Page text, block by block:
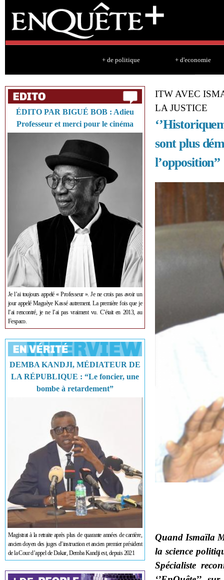
+ de politique + d'economie
ÉDITO PAR BIGUÉ BOB : Adieu
Professeur et merci pour le cinéma
Je l’ai toujours appelé « Professeur ». Je ne crois pas avoir un
jour appelé Maguèye Kassé autrement. La première fois que je
l’ai rencontré, je ne l’ai pas vraiment vu. C’était en 2013, au
Fespaco.
DEMBA KANDJI, MÉDIATEUR DE
LA RÉPUBLIQUE : “Le foncier, une
bombe à retardement”
Magistrat à la retraite après plus de quarante années de carrière,
ancien doyen des juges d’instruction et ancien premier président
de la Cour d’appel de Dakar, Demba Kandji est, depuis 2021
ITW AVEC
LA JUSTICE
sont plus
l’opposition’’
Quand Ismaïla
la science
Spécialiste